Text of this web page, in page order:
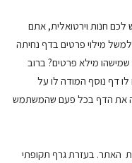
חנות וירטואלית, אתם
מילוי פרטים בדף נחיתה
שמישהו מילא פרטים? ברוב
דף נוסף המודה לו על
את הדף בכל פעם שהמשתמש
האתר. בעזרת גרף תקופתי